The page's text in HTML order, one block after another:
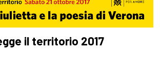
il territorio 2017